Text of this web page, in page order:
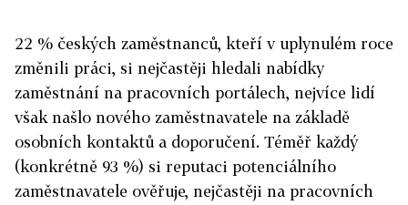
22 % českých zaměstnanců, kteří v uplynulém roce
změnili práci, si nejčastěji hledali nabídky
zaměstnání na pracovních portálech, nejvíce lidí
však našlo nového zaměstnavatele na základě
osobních kontaktů a doporučení. Téměř každý
(konkrétně 93 %) si reputaci potenciálního
zaměstnavatele ověřuje, nejčastěji na pracovních